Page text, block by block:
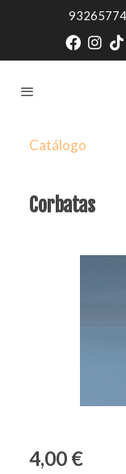
Catálogo
Corbatas
4,00 €